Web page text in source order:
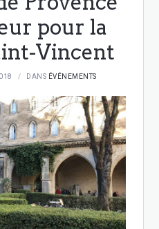
pour la
Vincent
DANS ÉVÉNEMENTS